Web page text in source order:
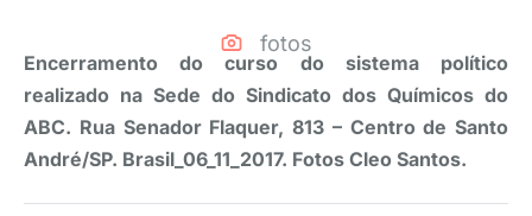
fotos
Encerramento do curso do sistema político
realizado na Sede do Sindicato dos Químicos do
ABC. Rua Senador Flaquer, 813 – Centro de Santo
André/SP. Brasil_06_11_2017. Fotos Cleo Santos.